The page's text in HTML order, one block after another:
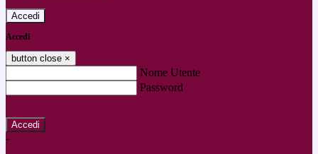
Accedi
Accedi
button close ×
Nome Utente
Password
-